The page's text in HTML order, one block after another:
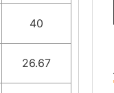
40
26.67